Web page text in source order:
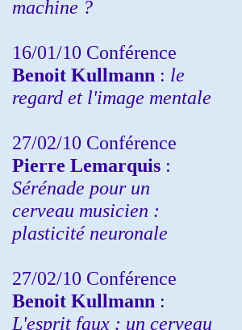
machine ?
16/01/10 Conférence
Benoit Kullmann : le
regard et l'image mentale
27/02/10 Conférence
Pierre Lemarquis :
Sérénade pour un
cerveau musicien :
plasticité neuronale
27/02/10 Conférence
Benoit Kullmann :
L'esprit faux : un cerveau